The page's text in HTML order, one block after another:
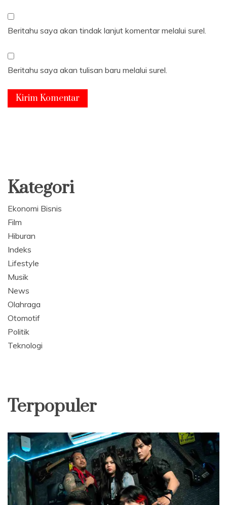
Beritahu saya akan tindak lanjut komentar melalui surel.
Beritahu saya akan tulisan baru melalui surel.
Kategori
Ekonomi Bisnis
Film
Hiburan
Indeks
Lifestyle
Musik
News
Olahraga
Otomotif
Politik
Teknologi
Terpopuler